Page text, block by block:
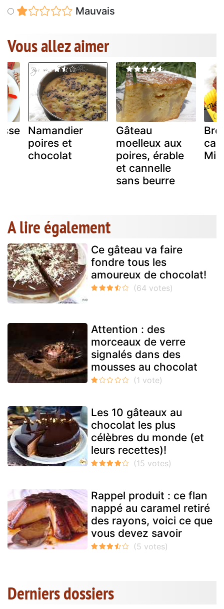
Mauvais
Vous allez aimer
Namandier
poires et
chocolat
Gâteau
moelleux aux
poires, érable
et cannelle
sans beurre
A lire également
Ce gâteau va faire
fondre tous les
amoureux de chocolat!
Attention : des
morceaux de verre
signalés dans des
mousses au chocolat
Les 10 gâteaux au
chocolat les plus
célèbres du monde (et
leurs recettes)!
Rappel produit : ce flan
nappé au caramel retiré
des rayons, voici ce que
vous devez savoir
Derniers dossiers